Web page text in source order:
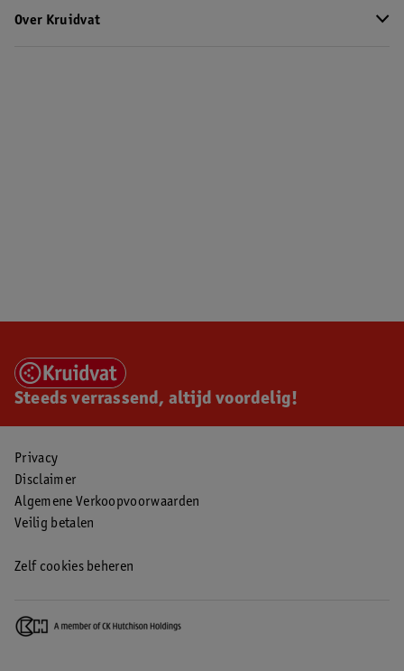
Over Kruidvat
Steeds verrassend, altijd voordelig!
Privacy
Disclaimer
Algemene Verkoopvoorwaarden
Veilig betalen
Zelf cookies beheren